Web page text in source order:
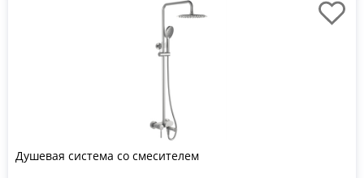
Душевая система со смесителем